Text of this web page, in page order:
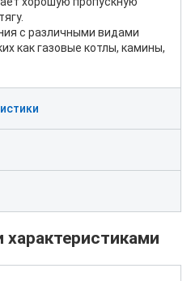
с различными видами
как газовые котлы, камины,